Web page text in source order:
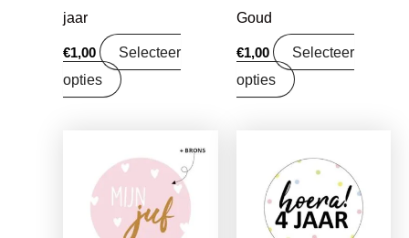
jaar
€1,00
Selecteer
opties
Goud
€1,00
Selecteer
opties